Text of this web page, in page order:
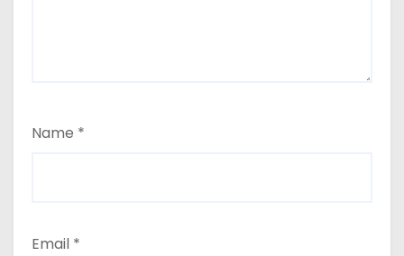
Name *
Email *